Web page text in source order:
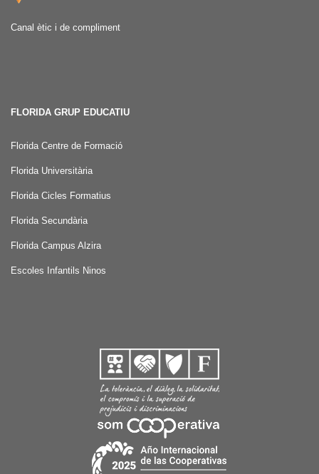
Canal ètic i de compliment
FLORIDA GRUP EDUCATIU
Florida Centre de Formació
Florida Universitària
Florida Cicles Formatius
Florida Secundària
Florida Campus Alzira
Escoles Infantils Ninos